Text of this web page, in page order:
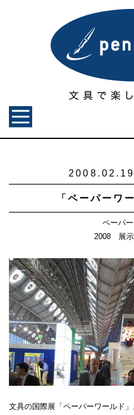
「ペーパーワ
ペーパ
2008 展示
文具の国際展「ペーパーワールド